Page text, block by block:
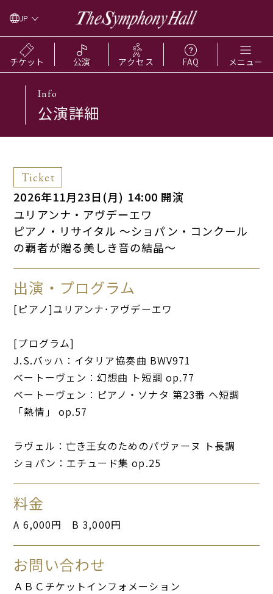
JP
チケット 公演 アクセス FAQ メニュー
Info
公演詳細
Ticket
2026年11月23日(月) 14:00 開演
ユリアンナ・アヴデーエワ
ピアノ・リサイタル ～ショパン・コンクール
の覇者が贈る美しき音の結晶～
出演・プログラム
[ピアノ]ユリアンナ･アヴデーエワ
[プログラム]
J.S.バッハ：イタリア協奏曲 BWV971
ベートーヴェン：幻想曲 ト短調 op.77
ベートーヴェン：ピアノ・ソナタ 第23番 ヘ短調
「熱情」 op.57
ラヴェル：亡き王女のためのパヴァーヌ ト長調
ショパン：エチュード集 op.25
料金
A 6,000円 B 3,000円
お問い合わせ
ＡＢＣチケットインフォメーション